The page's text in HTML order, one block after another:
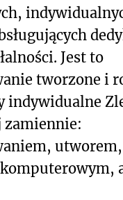
Jest to
tworzone i
indywidualne
zamiennie:
utworem,